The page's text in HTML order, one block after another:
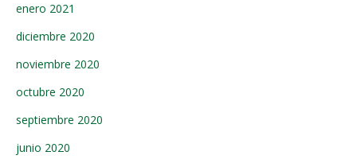
enero 2021
diciembre 2020
noviembre 2020
octubre 2020
septiembre 2020
junio 2020